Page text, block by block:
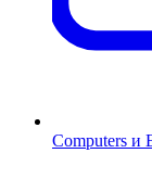
Computers и